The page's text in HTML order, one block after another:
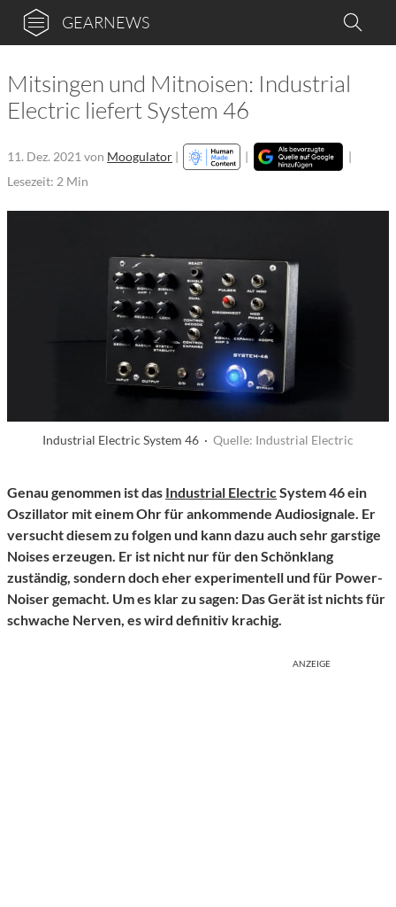
GEARNEWS
Mitsingen und Mitnoisen: Industrial
Electric liefert System 46
11. Dez. 2021 von Moogulator | |
|
Lesezeit: 2 Min
Industrial Electric System 46 · Quelle: Industrial Electric
Genau genommen ist das Industrial ElectricSystem 46 ein
Oszillator mit einem Ohr für ankommende Audiosignale. Er
versucht diesem zu folgen und kann dazu auch sehr garstige
Noises erzeugen. Er ist nicht nur für den Schönklang
zuständig, sondern doch eher experimentell und für Power-
Noiser gemacht. Um es klar zu sagen: Das Gerät ist nichts für
schwache Nerven, es wird definitiv krachig.
ANZEIGE